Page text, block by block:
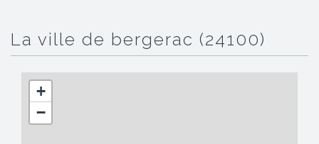
la ville de bergerac (24100)
+
−